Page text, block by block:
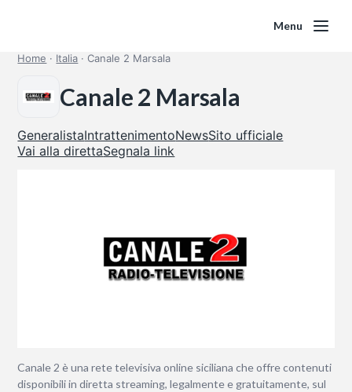
Menu
Home · Italia ·Canale 2 Marsala
Canale 2 Marsala
GeneralistaIntrattenimentoNewsSito ufficiale
Vai alla direttaSegnala link
Canale 2 è una rete televisiva online siciliana che offre contenuti
disponibili in diretta streaming, legalmente e gratuitamente, sul